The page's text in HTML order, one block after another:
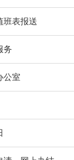
班表报送
务
公室